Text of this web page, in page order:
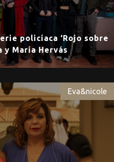
policíaca ‘Rojo sobre
y María Hervás
Eva&nicole